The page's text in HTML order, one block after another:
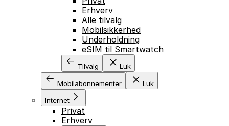
Erhverv
Alle tilvalg
Mobilsikkerhed
Underholdning
eSIM til Smartwatch
Tilvalg Luk
Mobilabonnementer Luk
Internet
Privat
Erhverv